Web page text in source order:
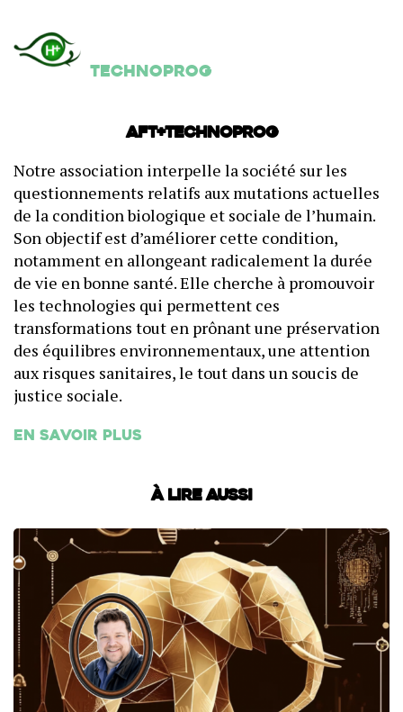
Technoprog
AFT+Technoprog
Notre association interpelle la société sur les
questionnements relatifs aux mutations actuelles
de la condition biologique et sociale de l’humain.
Son objectif est d’améliorer cette condition,
notamment en allongeant radicalement la durée
de vie en bonne santé. Elle cherche à promouvoir
les technologies qui permettent ces
transformations tout en prônant une préservation
des équilibres environnementaux, une attention
aux risques sanitaires, le tout dans un soucis de
justice sociale.
En savoir plus
À lire aussi